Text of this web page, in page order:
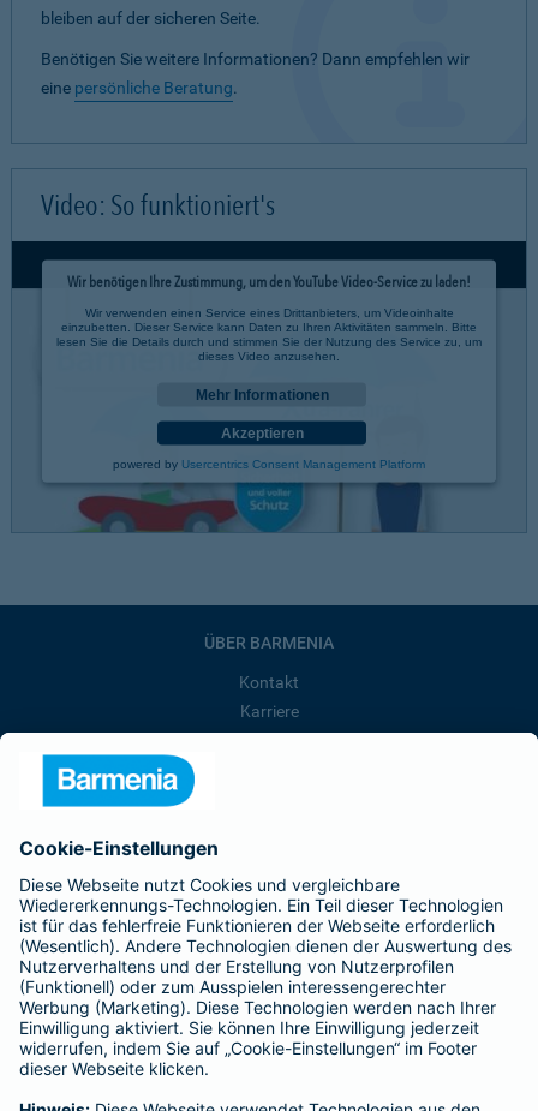
bleiben auf der sicheren Seite.
Benötigen Sie weitere Informationen? Dann empfehlen wir
eine persönliche Beratung.
Video: So funktioniert's
Wir benötigen Ihre Zustimmung, um den YouTube Video-Service zu laden!
Wir verwenden einen Service eines Drittanbieters, um Videoinhalte
einzubetten. Dieser Service kann Daten zu Ihren Aktivitäten sammeln. Bitte
lesen Sie die Details durch und stimmen Sie der Nutzung des Service zu, um
dieses Video anzusehen.
Mehr Informationen
Akzeptieren
powered by Usercentrics Consent Management Platform
ÜBER BARMENIA
Kontakt
Karriere
Barmenia ist Teil der BarmeniaGothaer
BELIEBTE SEITEN
Kranken-Zusatzversicherung
Tierversicherungen
Haftpflichtversicherung
Hausratversicherung